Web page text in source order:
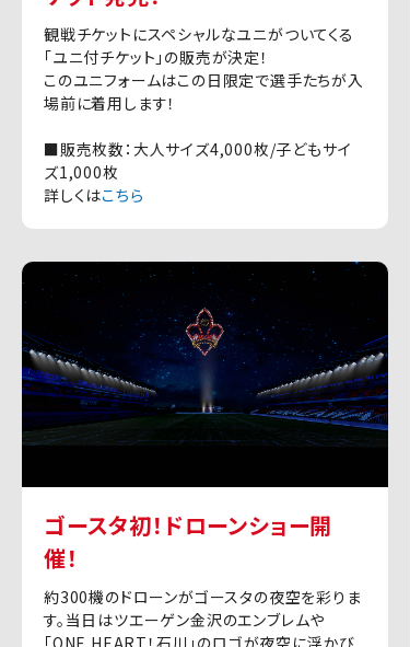
観戦チケットにスペシャルなユニがついてくる
「ユニ付チケット」の販売が決定！
このユニフォームはこの日限定で選手たちが入
場前に着用します！
■販売枚数：大人サイズ4,000枚/子どもサイ
ズ1,000枚
詳しくはこちら
ゴースタ初！ドローンショー開
催！
約300機のドローンがゴースタの夜空を彩りま
す。当日はツエーゲン金沢のエンブレムや